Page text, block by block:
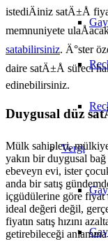
Vergi
istediÄiniz satÄ±Å
memnuniyete
satabilirsiniz. Ä°ster
daire satÄ±Å süreci
edinebilirsiniz.
Duygusal düz
Mülk sahipleri,
yakın bir duygusal
ebeveyn evi, ister
anda bir satış
içgüdülerine göre
ideal değeri değil,
fiyatın satış hızını
getirebileceği